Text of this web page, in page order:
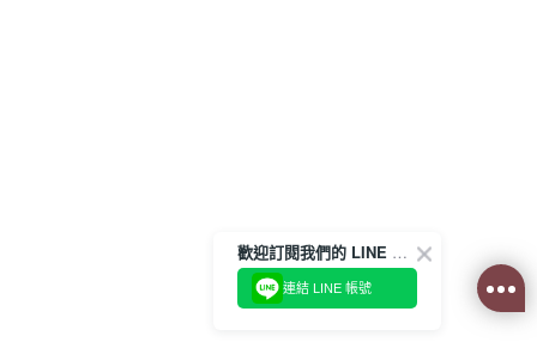
歡迎訂閱我們的 LINE 官方帳號
連結 LINE 帳號